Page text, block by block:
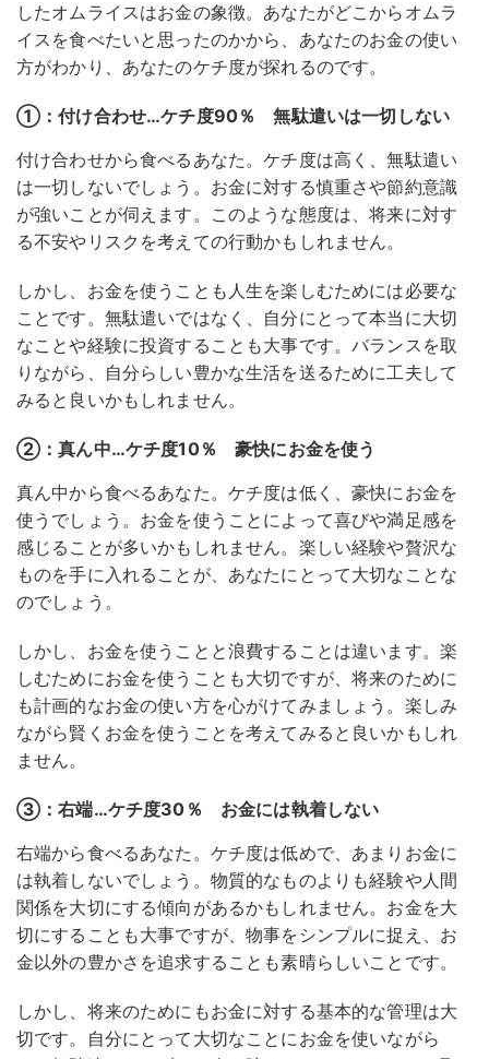
したオムライスはお金の象徴。あなたがどこからオムラ
イスを食べたいと思ったのかから、あなたのお金の使い
方がわかり、あなたのケチ度が探れるのです。
①：付け合わせ…ケチ度90％ 無駄遣いは一切しない
付け合わせから食べるあなた。ケチ度は高く、無駄遣い
は一切しないでしょう。お金に対する慎重さや節約意識
が強いことが伺えます。このような態度は、将来に対す
る不安やリスクを考えての行動かもしれません。
しかし、お金を使うことも人生を楽しむためには必要な
ことです。無駄遣いではなく、自分にとって本当に大切
なことや経験に投資することも大事です。バランスを取
りながら、自分らしい豊かな生活を送るために工夫して
みると良いかもしれません。
②：真ん中…ケチ度10％ 豪快にお金を使う
真ん中から食べるあなた。ケチ度は低く、豪快にお金を
使うでしょう。お金を使うことによって喜びや満足感を
感じることが多いかもしれません。楽しい経験や贅沢な
ものを手に入れることが、あなたにとって大切なことな
のでしょう。
しかし、お金を使うことと浪費することは違います。楽
しむためにお金を使うことも大切ですが、将来のために
も計画的なお金の使い方を心がけてみましょう。楽しみ
ながら賢くお金を使うことを考えてみると良いかもしれ
ません。
③：右端…ケチ度30％ お金には執着しない
右端から食べるあなた。ケチ度は低めで、あまりお金に
は執着しないでしょう。物質的なものよりも経験や人間
関係を大切にする傾向があるかもしれません。お金を大
切にすることも大事ですが、物事をシンプルに捉え、お
金以外の豊かさを追求することも素晴らしいことです。
しかし、将来のためにもお金に対する基本的な管理は大
切です。自分にとって大切なことにお金を使いながら